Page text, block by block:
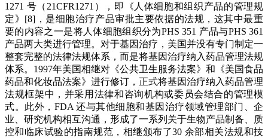
1271 号（21CFR1271），即《人体细胞和组织产品的管理规
定》[8]，是细胞治疗产品审批主要依据的法规，这其中最重
要的内容之一是将人体细胞组织分为PHS 351 产品与PHS 361
产品两大类进行管理。对于基因治疗，美国并没有专门制定一
整套完整的法律法规体系，而是将基因治疗纳入药品管理法规
体系。1997年美国相继对《公共卫生服务法案》和《美国食品
药品和化妆品法案》进行修订，正式将基因治疗纳入药品管理
法规框架中，并采用法律和咨询机构或委员会结合的管理模
式。此外，FDA 还与其他细胞和基因治疗领域管理部门、企
业、研究机构相互沟通，形成了一系列关于生物产品制备、质
控和临床试验的指南规范，相继颁布了30 余部相关法规和技